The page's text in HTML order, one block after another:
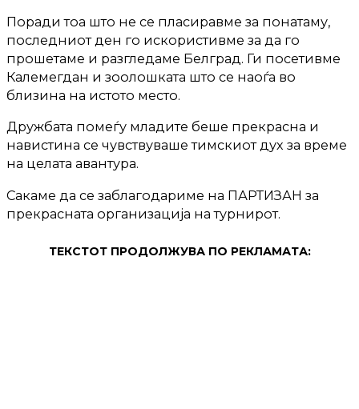
Поради тоа што не се пласиравме за понатаму,
последниот ден го искористивме за да го
прошетаме и разгледаме Белград. Ги посетивме
Калемегдан и зоолошката што се наоѓа во
близина на истото место.
Дружбата помеѓу младите беше прекрасна и
навистина се чувствуваше тимскиот дух за време
на целата авантура.
Сакаме да се заблагодариме на ПАРТИЗАН за
прекрасната организација на турнирот.
ТЕКСТОТ ПРОДОЛЖУВА ПО РЕКЛАМАТА: